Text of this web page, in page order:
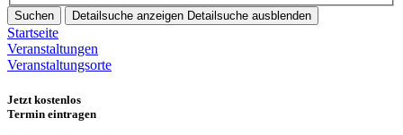
Suchen Detailsuche anzeigen Detailsuche ausblenden
Startseite
Veranstaltungen
Veranstaltungsorte
Jetzt kostenlos
Termin eintragen